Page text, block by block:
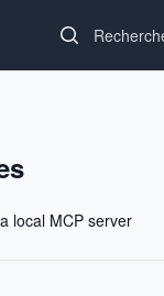
local MCP server